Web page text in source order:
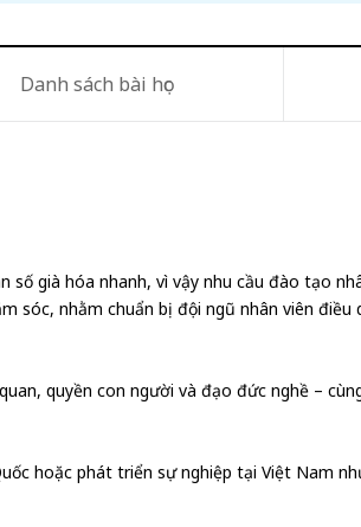
Danh sách bài học
già hóa nhanh, vì vậy nhu cầu đào tạo
sóc, nhằm chuẩn bị đội ngũ nhân viên điều
quyền con người và đạo đức nghề –
hoặc phát triển sự nghiệp tại Việt Nam